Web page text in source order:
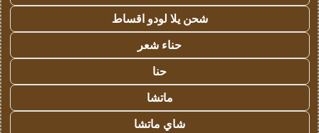
شحن يلا لودو اقساط
حناء شعر
حنا
ماتشا
شاي ماتشا